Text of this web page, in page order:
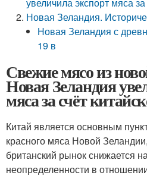
Новая Зеландия.
Новая Зеландия с
19 в
Свежие мясо из
Новая Зеландия
мяса за счёт
Китай является основным
красного мяса Новой
британский рынок снижается
неопределенности в